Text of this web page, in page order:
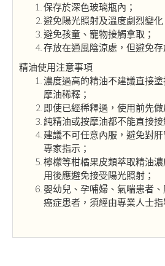
保存於深色玻璃瓶內；
避免陽光照射及溫度劇烈變化
避免孩童、寵物接觸拿取；
存放在通風陰涼處，但避免存
精油使用注意事項
濃度過高的精油不建議直接
摩油稀釋；
即使已經稀釋過，使用前先
純精油或按摩油都不能直接接
建議不可任意內服，避免對
專家指示；
檸檬等柑橘果皮類萃取精油
用後應避免接受陽光照射；
嬰幼兒、孕哺婦、氣喘患者
癌症患者，須經由專業人士指